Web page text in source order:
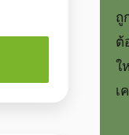
ถู
ต้
ใ
เ